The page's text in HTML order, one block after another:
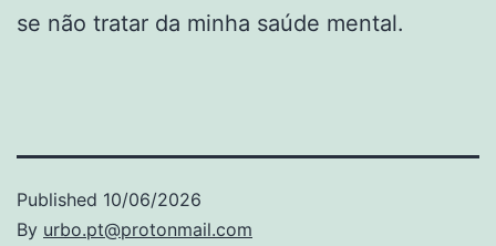
se não tratar da minha saúde mental.
Published 10/06/2026
By urbo.pt@protonmail.com